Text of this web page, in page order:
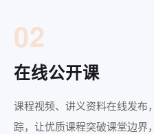
02
在线公开课
课程视频、讲义资料在线发布
踪，让优质课程突破课堂边界